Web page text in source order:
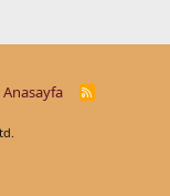
Anasayfa
R